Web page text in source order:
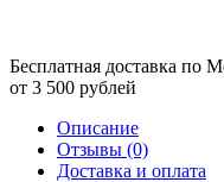
Бесплатная доставка по
от 3 500 рублей
Описание
Отзывы (0)
Доставка и оплата